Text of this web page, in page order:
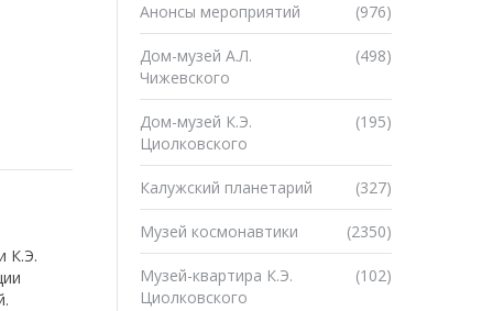
К.Э.
(976)
Анонсы мероприятий
(498)
Дом-музей А.Л.
Чижевского
(195)
Дом-музей К.Э.
Циолковского
(327)
Калужский планетарий
(2350)
Музей космонавтики
(102)
Музей-квартира К.Э.
Циолковского